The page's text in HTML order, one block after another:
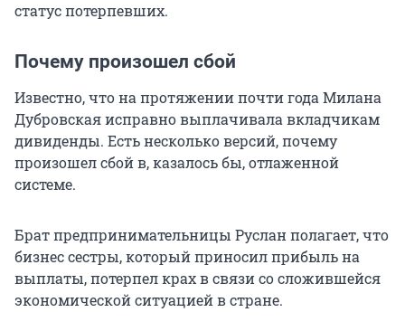
статус потерпевших.
Почему произошел сбой
Известно, что на протяжении почти года Милана
Дубровская исправно выплачивала вкладчикам
дивиденды. Есть несколько версий, почему
произошел сбой в, казалось бы, отлаженной
системе.
Брат предпринимательницы Руслан полагает, что
бизнес сестры, который приносил прибыль на
выплаты, потерпел крах в связи со сложившейся
экономической ситуацией в стране.